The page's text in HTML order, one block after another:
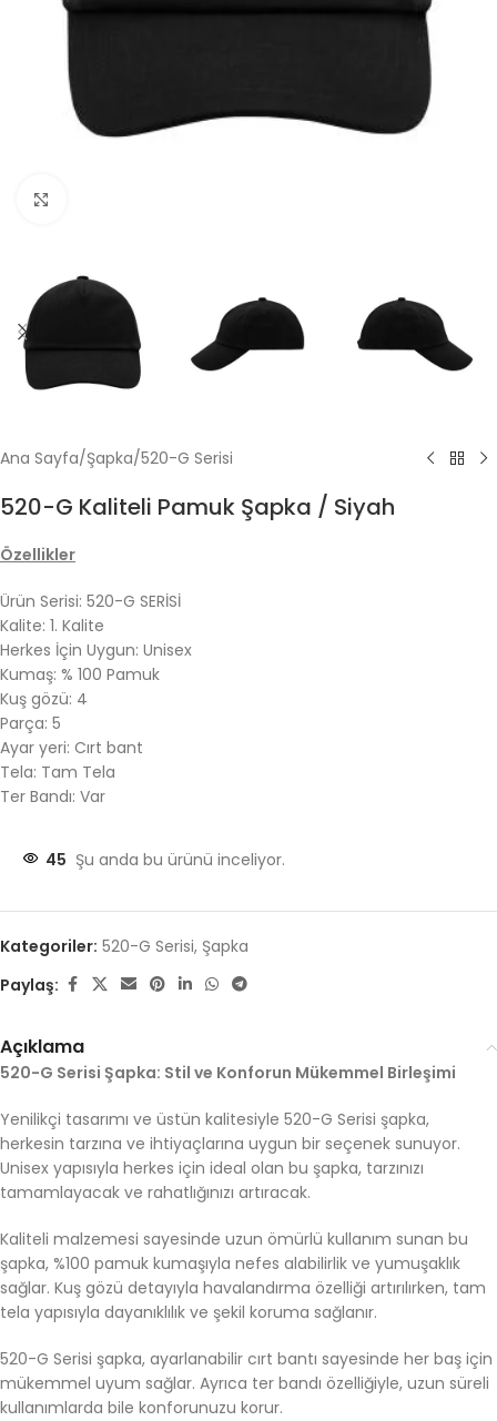
Ana Sayfa/Şapka/520-G Serisi
520-G Kaliteli Pamuk Şapka / Siyah
Özellikler
Ürün Serisi: 520-G SERİSİ
Kalite: 1. Kalite
Herkes İçin Uygun: Unisex
Kumaş: % 100 Pamuk
Kuş gözü: 4
Parça: 5
Ayar yeri: Cırt bant
Tela: Tam Tela
Ter Bandı: Var
45 Şu anda bu ürünü inceliyor.
Kategoriler: 520-G Serisi, Şapka
Paylaş:
Açıklama
520-G Serisi Şapka: Stil ve Konforun Mükemmel Birleşimi
Yenilikçi tasarımı ve üstün kalitesiyle 520-G Serisi şapka,
herkesin tarzına ve ihtiyaçlarına uygun bir seçenek sunuyor.
Unisex yapısıyla herkes için ideal olan bu şapka, tarzınızı
tamamlayacak ve rahatlığınızı artıracak.
Kaliteli malzemesi sayesinde uzun ömürlü kullanım sunan bu
şapka, %100 pamuk kumaşıyla nefes alabilirlik ve yumuşaklık
sağlar. Kuş gözü detayıyla havalandırma özelliği artırılırken, tam
tela yapısıyla dayanıklılık ve şekil koruma sağlanır.
520-G Serisi şapka, ayarlanabilir cırt bantı sayesinde her baş için
mükemmel uyum sağlar. Ayrıca ter bandı özelliğiyle, uzun süreli
kullanımlarda bile konforunuzu korur.